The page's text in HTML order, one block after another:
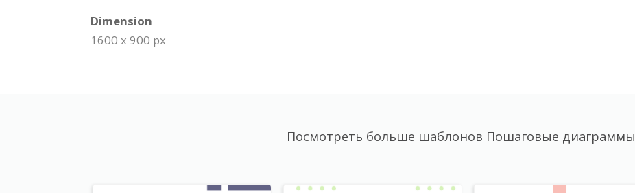
Dimension
1600 x 900 px
Посмотреть больше шаблонов Пошаговые диаграммы